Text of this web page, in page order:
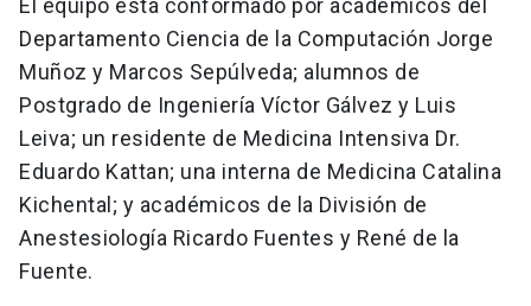
El equipo está conformado por académicos del
Departamento Ciencia de la Computación Jorge
Muñoz y Marcos Sepúlveda; alumnos de
Postgrado de Ingeniería Víctor Gálvez y Luis
Leiva; un residente de Medicina Intensiva Dr.
Eduardo Kattan; una interna de Medicina Catalina
Kichental; y académicos de la División de
Anestesiología Ricardo Fuentes y René de la
Fuente.